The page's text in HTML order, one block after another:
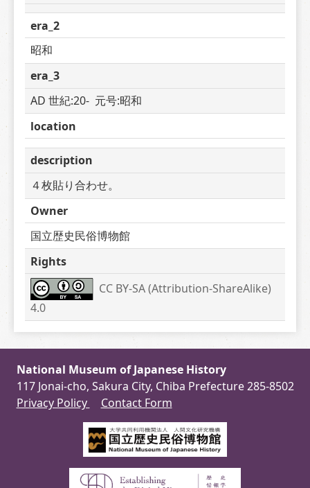
era_2
昭和
era_3
AD 世紀:20-  元号:昭和
location
description
４枚貼り合わせ。
Owner
国立歴史民俗博物館
Rights
CC BY-SA (Attribution-ShareAlike)
4.0
National Museum of Japanese History
117 Jonai-cho, Sakura City, Chiba Prefecture 285-8502
Privacy Policy
Contact Form